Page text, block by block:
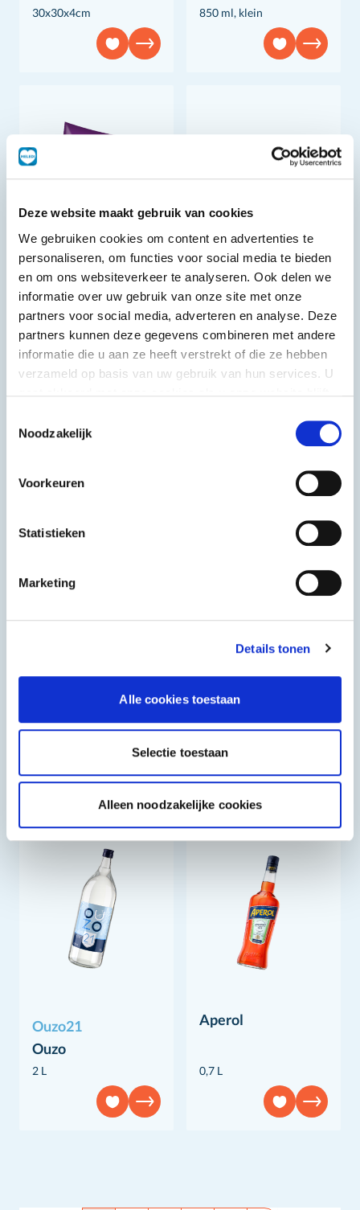
Deze website maakt gebruik van cookies
We gebruiken cookies om content en advertenties te
personaliseren, om functies voor social media te bieden
en om ons websiteverkeer te analyseren. Ook delen we
informatie over uw gebruik van onze site met onze
partners voor social media, adverteren en analyse. Deze
partners kunnen deze gegevens combineren met andere
informatie die u aan ze heeft verstrekt of die ze hebben
verzameld op basis van uw gebruik van hun services. U
Noodzakelijk
Voorkeuren
Statistieken
Marketing
Details tonen
Alle cookies toestaan
Selectie toestaan
Alleen noodzakelijke cookies
30x30x4cm 850 ml, klein
Lydia
Geraspte
mozzarella 40%
2 kg
Gevulde
wijnbladeren
2 kg
3,1 L 4,25 L
Ouzo21
Ouzo
2 L
Aperol
0,7 L